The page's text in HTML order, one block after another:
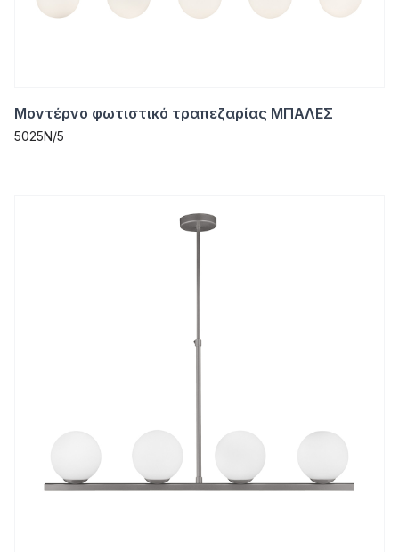
Μοντέρνο φωτιστικό τραπεζαρίας ΜΠΑΛΕΣ
5025N/5